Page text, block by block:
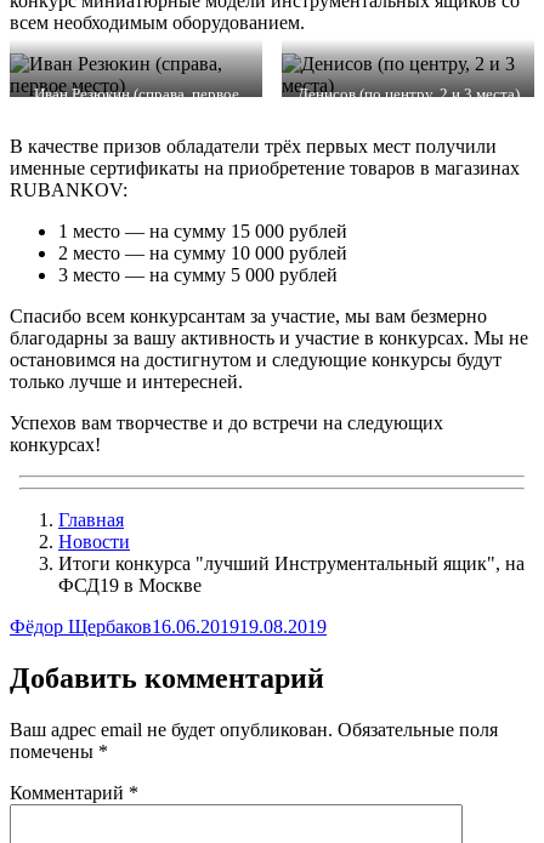
всем необходимым оборудованием.
Иван Резюкин (справа, первое
Денисов (по центру, 2 и 3 места)
В качестве призов обладатели трёх первых мест получили
именные сертификаты на приобретение товаров в магазинах
RUBANKOV:
1 место — на сумму 15 000 рублей
2 место — на сумму 10 000 рублей
3 место — на сумму 5 000 рублей
Спасибо всем конкурсантам за участие, мы вам безмерно
благодарны за вашу активность и участие в конкурсах. Мы не
остановимся на достигнутом и следующие конкурсы будут
только лучше и интересней.
Успехов вам творчестве и до встречи на следующих
конкурсах!
Главная
Новости
Итоги конкурса "лучший Инструментальный ящик", на
ФСД19 в Москве
Автор
Фёдор ЩербаковОпубликовано
16.06.201919.08.2019
Добавить комментарий
Ваш адрес email не будет опубликован. Обязательные поля
помечены *
Комментарий *